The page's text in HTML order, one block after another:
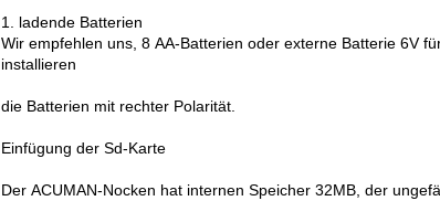
1. ladende Batterien
Wir empfehlen uns, 8 AA-Batterien oder externe Batterie 6V
installieren
die Batterien mit rechter Polarität.
Einfügung der Sd-Karte
Der ACUMAN-Nocken hat internen Speicher 32MB, der